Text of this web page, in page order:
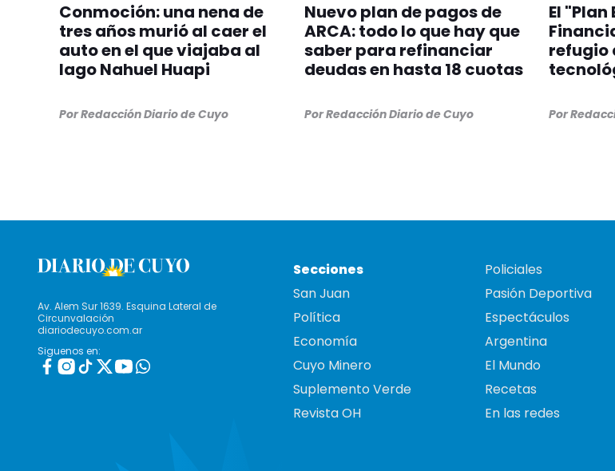
Conmoción: una nena de
tres años murió al caer el
auto en el que viajaba al
lago Nahuel Huapi
PorRedacción Diario de Cuyo
Nuevo plan de pagos de
ARCA: todo lo que hay que
saber para refinanciar
deudas en hasta 18 cuotas
PorRedacción Diario de Cuyo
El
refugio
Por
Av. Alem Sur 1639. Esquina Lateral de
Circunvalación
diariodecuyo.com.ar
Siguenos en:
Secciones
San Juan
Política
Economía
Cuyo Minero
Suplemento Verde
Revista OH
Policiales
Pasión Deportiva
Espectáculos
Argentina
El Mundo
Recetas
En las redes